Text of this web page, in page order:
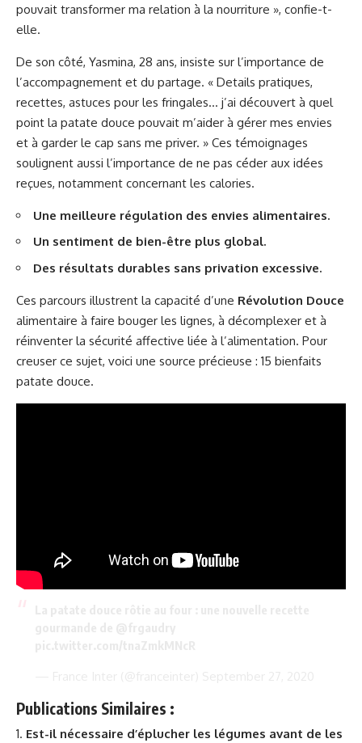
pouvait transformer ma relation à la nourriture », confie-t-
elle.
De son côté, Yasmina, 28 ans, insiste sur l’importance de
l’accompagnement et du partage. « Details pratiques,
recettes, astuces pour les fringales… j’ai découvert à quel
point la patate douce pouvait m’aider à gérer mes envies
et à garder le cap sans me priver. » Ces témoignages
soulignent aussi l’importance de ne pas céder aux idées
reçues, notamment concernant les calories.
Une meilleure régulation des envies alimentaires.
Un sentiment de bien-être plus global.
Des résultats durables sans privation excessive.
Ces parcours illustrent la capacité d’une Révolution Douce
alimentaire à faire bouger les lignes, à décomplexer et à
réinventer la sécurité affective liée à l’alimentation. Pour
creuser ce sujet, voici une source précieuse : 15 bienfaits
patate douce.
Publications Similaires :
Est-il nécessaire d’éplucher les légumes avant de les